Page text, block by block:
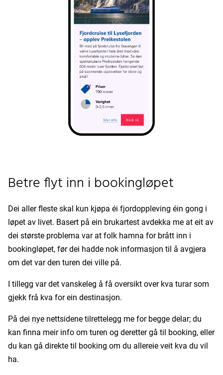
Betre flyt inn i bookingløpet
Dei aller fleste skal kun kjøpa éi fjordoppleving éin gong i
løpet av livet. Basert på ein brukartest avdekka me at eit av
dei største problema var at folk hamna for brått inn i
bookingløpet, før dei hadde nok informasjon til å avgjera
om det var den turen dei ville på.
I tillegg var det vanskeleg å få oversikt over kva turar som
gjekk frå kva for ein destinasjon.
På dei nye nettsidene tilrettelegg me for begge delar; du
kan finna meir info om turen og deretter gå til booking, eller
du kan gå direkte til booking om du allereie veit kva du vil
ha.